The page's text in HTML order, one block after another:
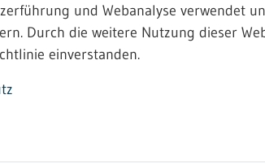
und Webanalyse verwendet
Durch die weitere Nutzung dieser
einverstanden.